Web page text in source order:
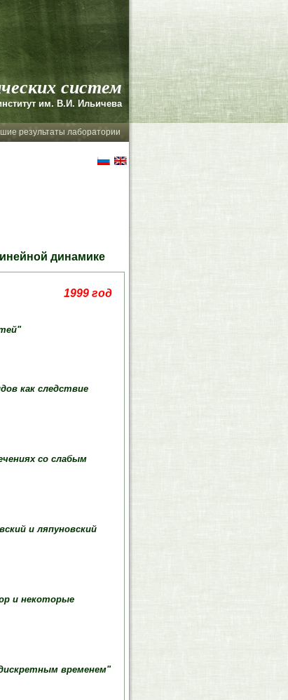
систем
им. В.И. Ильичева
результаты лаборатории
динамике
1999 год
как следствие
со слабым
и ляпуновский
и некоторые
временем"